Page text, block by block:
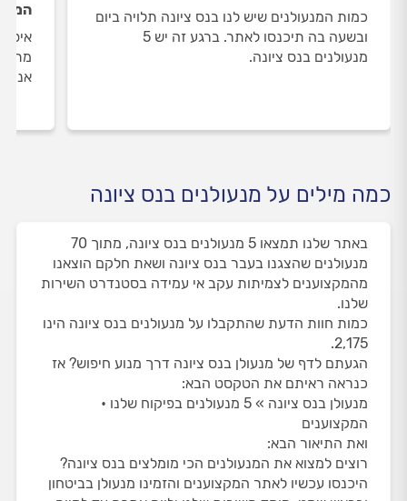
כמות המנעולנים שיש לנו בנס ציונה תלויה ביום
ובשעה בה תיכנסו לאתר. ברגע זה יש 5
מנעולנים בנס ציונה.
אנו
כמה מילים על מנעולנים בנס ציונה
באתר שלנו תמצאו 5 מנעולנים בנס ציונה, מתוך 70
מנעולנים שהצגנו בעבר בנס ציונה ושאת חלקם הוצאנו
מהמקצוענים לצמיתות עקב אי עמידה בסטנדרט השירות
שלנו.
כמות חוות הדעת שהתקבלו על מנעולנים בנס ציונה הינו
2,175.
הגעתם לדף של מנעולן בנס ציונה דרך מנוע חיפוש? אז
כנראה ראיתם את הטקסט הבא:
מנעולן בנס ציונה » 5 מנעולנים בפיקוח שלנו •
המקצוענים
ואת התיאור הבא:
רוצים למצוא את המנעולנים הכי מומלצים בנס ציונה?
היכנסו עכשיו לאתר המקצוענים והזמינו מנעולן בביטחון